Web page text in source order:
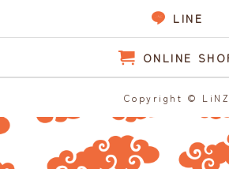
LINE
ONLINE
Copyright © LiNZ